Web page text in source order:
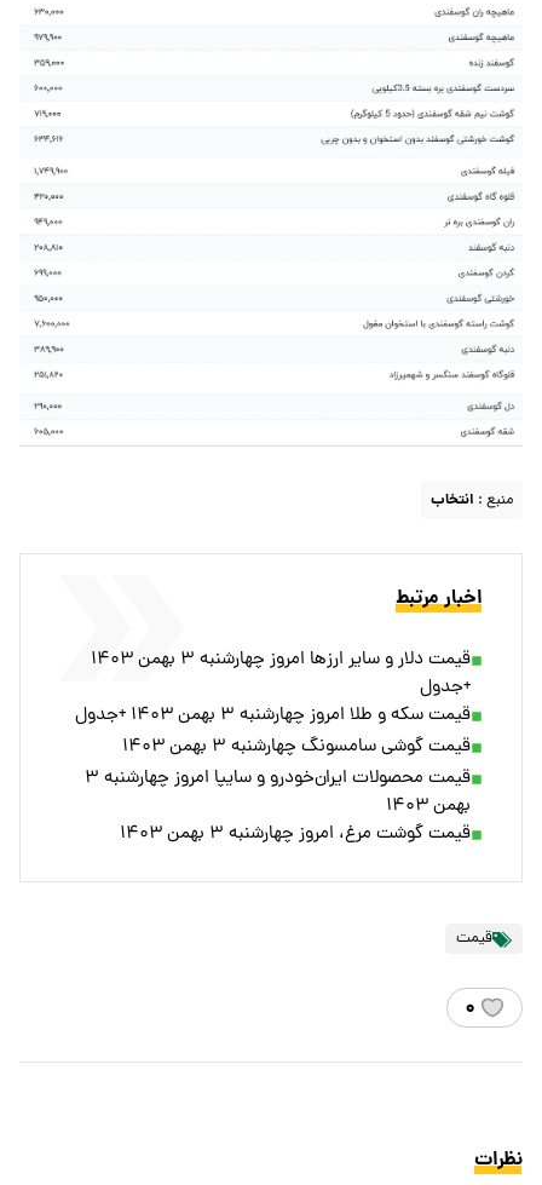
منبع : انتخاب
اخبار مرتبط
قیمت دلار و سایر ارزها امروز چهارشنبه ۳ بهمن ۱۴۰۳
+جدول
قیمت سکه و طلا امروز چهارشنبه ۳ بهمن ۱۴۰۳ +جدول
قیمت گوشی سامسونگ چهارشنبه ۳ بهمن ۱۴۰۳
قیمت محصولات ایران‌خودرو و سایپا امروز چهارشنبه ۳
بهمن ۱۴۰۳
قیمت گوشت مرغ، امروز چهارشنبه ۳ بهمن ۱۴۰۳
قیمت
۰
نظرات